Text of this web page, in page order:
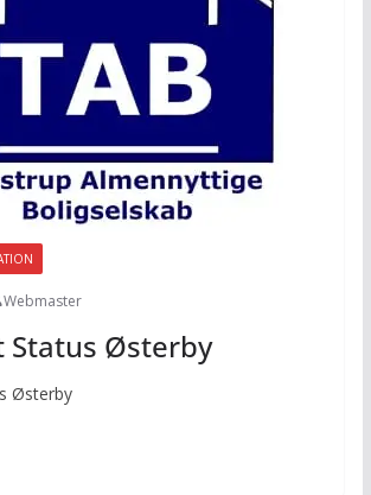
Webmaster
Status Østerby
Østerby